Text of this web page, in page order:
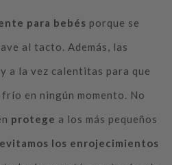
para bebés porque se
al tacto. Además, las
a la vez calentitas para que
en ningún momento. No
protege a los más pequeños
evitamos los enrojecimientos